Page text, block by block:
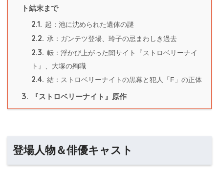
ト結末まで
2.1. 起：池に沈められた遺体の謎
2.2. 承：ガンテツ登場、玲子の忌まわしき過去
2.3. 転：浮かび上がった闇サイト『ストロベリーナイ
ト』、大塚の殉職
2.4. 結：ストロベリーナイトの黒幕と犯人「F」の正体
3. 『ストロベリーナイト』原作
登場人物＆俳優キャスト